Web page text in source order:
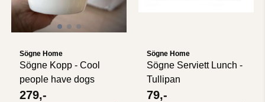
Sögne Home
Sögne Kopp - Cool
people have dogs
279,-
Sögne Home
Sögne Serviett Lunch -
Tullipan
79,-